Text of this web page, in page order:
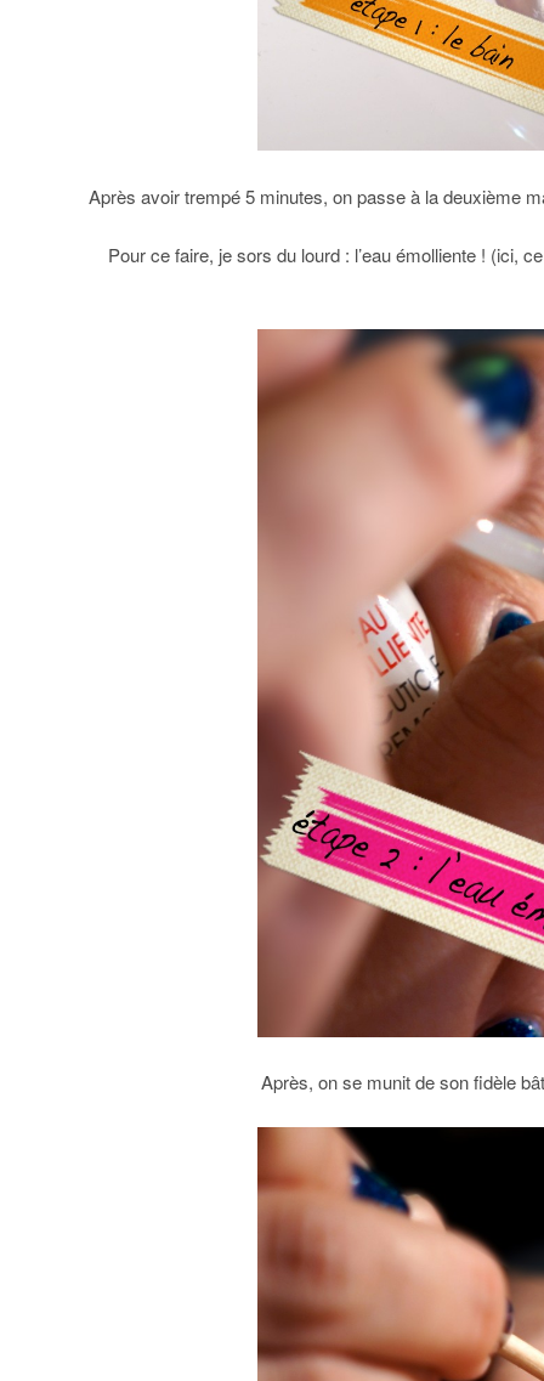
Après avoir trempé 5 minutes, on passe à la deuxième
Pour ce faire, je sors du lourd : l’eau émolliente ! (ici,
Après, on se munit de son fidèle